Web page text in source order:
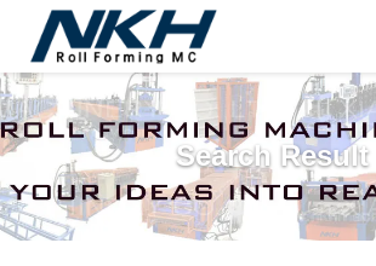
Search Result